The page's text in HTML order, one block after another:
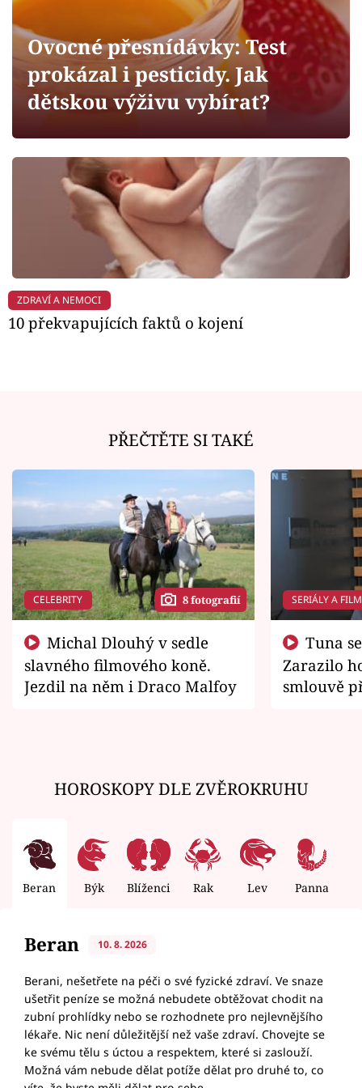
Sledujte prima+
Filmový festival Karlovy Vary
Mámy sobě
Přihlášení
Sledujte nás
Ovocné přesnídávky: Test
prokázal i pesticidy. Jak
dětskou výživu vybírat?
ZDRAVÍ A NEMOCI
10 překvapujících faktů o kojení
PŘEČTĚTE SI TAKÉ
CELEBRITY 8 fotografií
slavného filmového koně.
Jezdil na něm i Draco Malfoy
SERIÁLY A
Zarazilo
smlouvě
HOROSKOPY DLE ZVĚROKRUHU
Beran Býk Blíženci Rak Lev Panna
Beran 10. 8. 2026
Berani, nešetřete na péči o své fyzické zdraví. Ve snaze
ušetřit peníze se možná nebudete obtěžovat chodit na
zubní prohlídky nebo se rozhodnete pro nejlevnějšího
lékaře. Nic není důležitější než vaše zdraví. Chovejte se
ke svému tělu s úctou a respektem, které si zaslouží.
Možná vám nebude dělat potíže dělat pro druhé to, co